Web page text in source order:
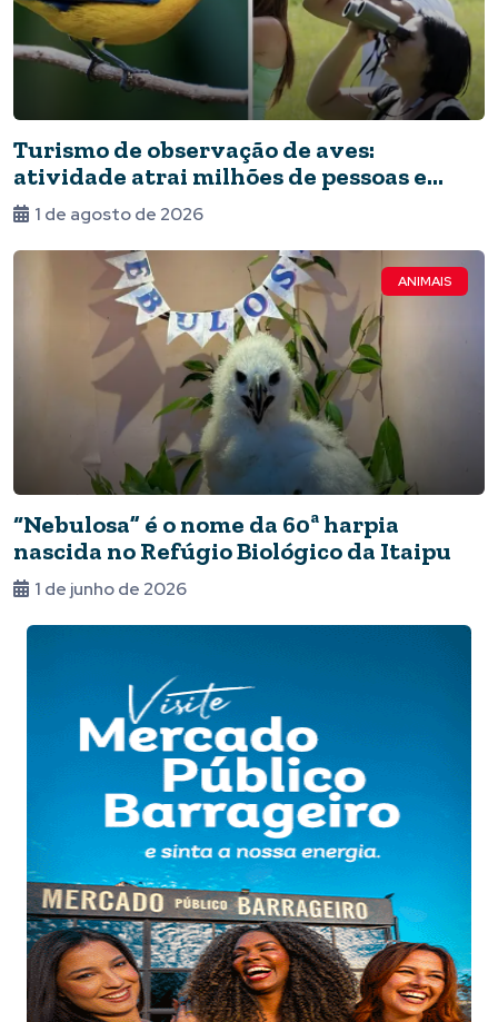
Turismo de observação de aves:
atividade atrai milhões de pessoas e
impulsiona a economia local e a ciência
1 de agosto de 2026
ANIMAIS
“Nebulosa” é o nome da 60ª harpia
nascida no Refúgio Biológico da Itaipu
1 de junho de 2026